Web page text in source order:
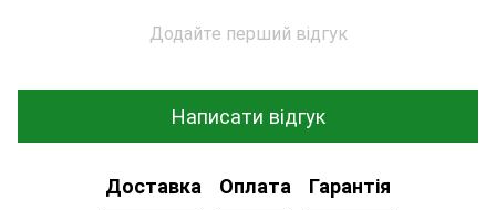
Додайте перший відгук
Написати відгук
Доставка Оплата Гарантія